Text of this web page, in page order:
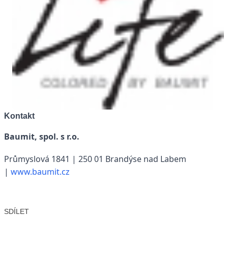
Kontakt
Baumit, spol. s r.o.
Průmyslová 1841 | 250 01 Brandýse nad Labem
| www.baumit.cz
SDÍLET